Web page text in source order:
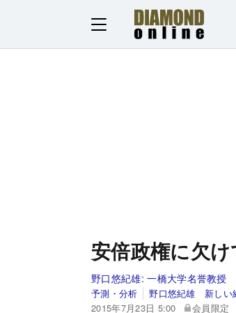
安倍政権に欠
野口悠紀雄:一橋大学名誉教授
予測・分析
野口悠紀雄 新しい
2015年7月23日 5:00
会員限定